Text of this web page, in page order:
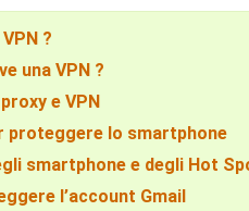
?
una VPN ?
e VPN
proteggere lo smartphone
smartphone e degli Hot
l’account Gmail